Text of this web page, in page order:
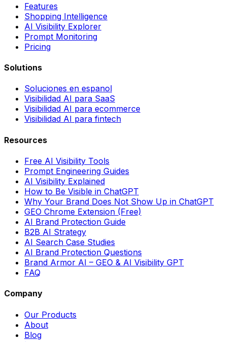
Features
Shopping Intelligence
AI Visibility Explorer
Prompt Monitoring
Pricing
Solutions
Soluciones en espanol
Visibilidad AI para SaaS
Visibilidad AI para ecommerce
Visibilidad AI para fintech
Resources
Free AI Visibility Tools
Prompt Engineering Guides
AI Visibility Explained
How to Be Visible in ChatGPT
Why Your Brand Does Not Show Up in ChatGPT
GEO Chrome Extension (Free)
AI Brand Protection Guide
B2B AI Strategy
AI Search Case Studies
AI Brand Protection Questions
Brand Armor AI – GEO & AI Visibility GPT
FAQ
Company
Our Products
About
Blog